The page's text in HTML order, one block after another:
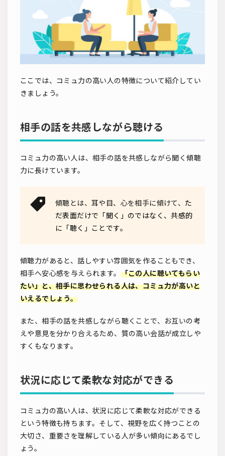
ここでは、コミュ力の高い人の特徴について紹介してい
きましょう。
相手の話を共感しながら聴ける
コミュ力の高い人は、相手の話を共感しながら聞く傾聴
力に長けています。
傾聴とは、耳や目、心を相手に傾けて、 た
だ表面だけで「聞く」のではなく、共感的
に「聴く」ことです。
傾聴力があると、話しやすい雰囲気を作ることもでき、
相手へ安心感を与えられます。 「この人に聴いてもらい
たい」と、相手に思わせられる人は、コミュ力が高いと
いえるでしょう。
また、相手の話を共感しながら聴くことで、お互いの考
えや意見を分かり合えるため、質の高い会話が成立しや
すくもなります。
状況に応じて柔軟な対応ができる
コミュ力の高い人は、状況に応じて柔軟な対応ができる
という特徴も持ちます。そして、視野を広く持つことの
大切さ、重要さを理解している人が多い傾向にあるでし
ょう。